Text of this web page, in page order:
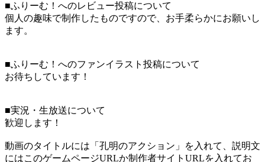
■ふりーむ！へのレビュー投稿について
個人の趣味で制作したものですので、お手柔らかにお願いし
ます。
■ふりーむ！へのファンイラスト投稿について
お待ちしています！
■実況・生放送について
歓迎します！
動画のタイトルには「孔明のアクション」を入れて、説明文
にはこのゲームページURLか制作者サイトURLを入れてお